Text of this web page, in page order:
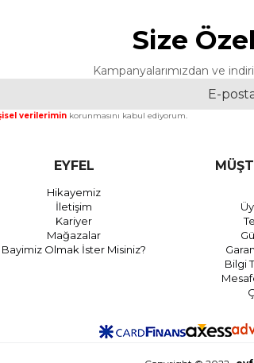
Size
Kampanyalarımızdan ve
verilerimin korunmasını kabul ediyorum.
EYFEL
Hikayemiz
İletişim
Kariyer
Mağazalar
Bayimiz Olmak İster Misiniz?
Bilgi